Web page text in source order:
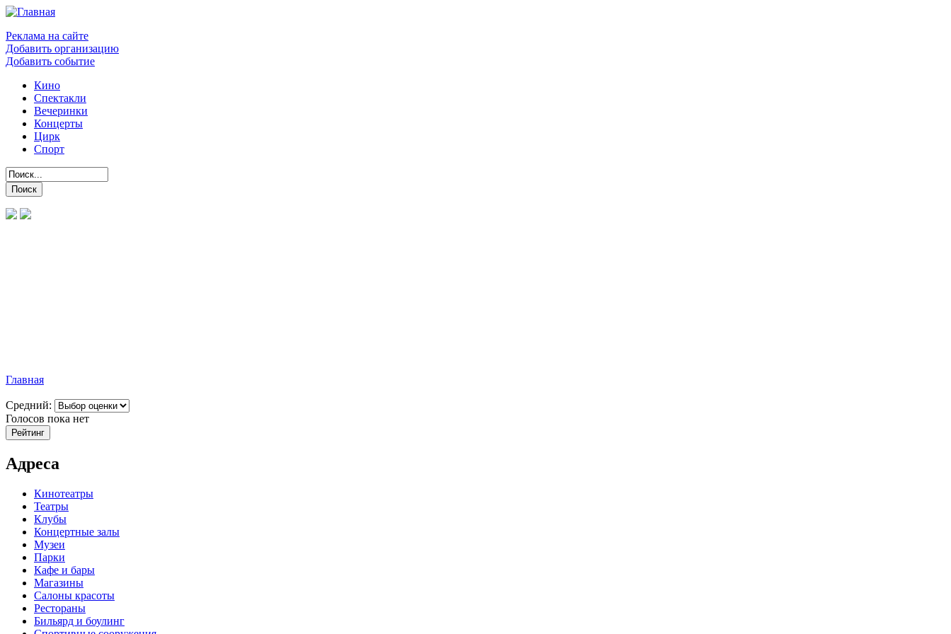
Реклама на сайте
Добавить организацию
Добавить событие
Кино
Спектакли
Вечеринки
Концерты
Цирк
Спорт
Главная
Средний:
Голосов пока нет
Адреса
Кинотеатры
Театры
Клубы
Концертные залы
Музеи
Парки
Кафе и бары
Магазины
Салоны красоты
Рестораны
Бильярд и боулинг